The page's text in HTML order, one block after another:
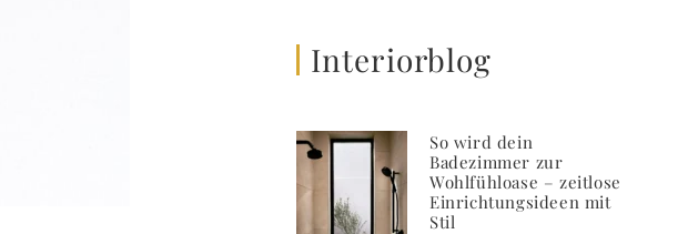
Interiorblog
So wird dein
Badezimmer zur
Wohlfühloase – zeitlose
Einrichtungsideen mit
Stil